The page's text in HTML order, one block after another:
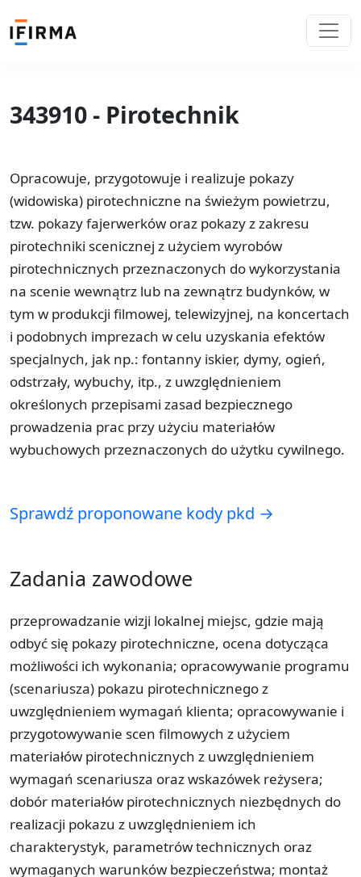
343910 - Pirotechnik
Opracowuje, przygotowuje i realizuje pokazy
(widowiska) pirotechniczne na świeżym powietrzu,
tzw. pokazy fajerwerków oraz pokazy z zakresu
pirotechniki scenicznej z użyciem wyrobów
pirotechnicznych przeznaczonych do wykorzystania
na scenie wewnątrz lub na zewnątrz budynków, w
tym w produkcji filmowej, telewizyjnej, na koncertach
i podobnych imprezach w celu uzyskania efektów
specjalnych, jak np.: fontanny iskier, dymy, ogień,
odstrzały, wybuchy, itp., z uwzględnieniem
określonych przepisami zasad bezpiecznego
prowadzenia prac przy użyciu materiałów
wybuchowych przeznaczonych do użytku cywilnego.
Sprawdź proponowane kody pkd →
Zadania zawodowe
przeprowadzanie wizji lokalnej miejsc, gdzie mają
odbyć się pokazy pirotechniczne, ocena dotycząca
możliwości ich wykonania; opracowywanie programu
(scenariusza) pokazu pirotechnicznego z
uwzględnieniem wymagań klienta; opracowywanie i
przygotowywanie scen filmowych z użyciem
materiałów pirotechnicznych z uwzględnieniem
wymagań scenariusza oraz wskazówek reżysera;
dobór materiałów pirotechnicznych niezbędnych do
realizacji pokazu z uwzględnieniem ich
charakterystyk, parametrów technicznych oraz
wymaganych warunków bezpieczeństwa; montaż